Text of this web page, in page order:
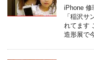
iPhone 修
「稲沢サ
れてます
造形展で